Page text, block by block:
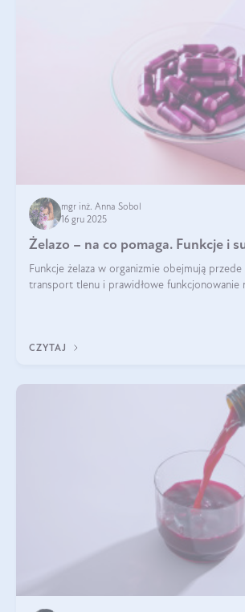
mgr inż. Anna Sobol
16 gru 2025
Żelazo – na co pomaga. Funkcje i
Funkcje żelaza w organizmie obejmują
transport tlenu i prawidłowe funkcjonowanie
CZYTAJ